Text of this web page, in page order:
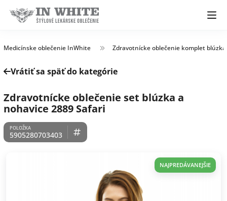
Medicínske oblečenie InWhite Zdravotnícke oblečenie komplet
Vrátiť sa späť do kategórie
Zdravotnícke oblečenie set blúzka a
nohavice 2889 Safari
5905280703403
NAJPREDÁVANEJŠIE